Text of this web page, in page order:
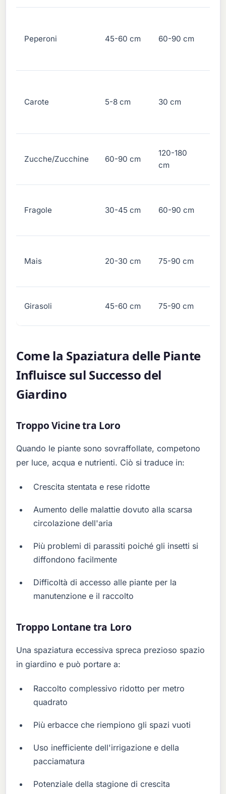
Peperoni 45-60 cm 60-90 cm
Carote 5-8 cm 30 cm
Zucche/Zucchine 60-90 cm
120-180
cm
Fragole 30-45 cm 60-90 cm
Mais 20-30 cm 75-90 cm
Girasoli 45-60 cm 75-90 cm
Come la Spaziatura delle Piante
Influisce sul Successo del
Giardino
Troppo Vicine tra Loro
Quando le piante sono sovraffollate, competono
per luce, acqua e nutrienti. Ciò si traduce in:
Crescita stentata e rese ridotte
Aumento delle malattie dovuto alla scarsa
circolazione dell'aria
Più problemi di parassiti poiché gli insetti si
diffondono facilmente
Difficoltà di accesso alle piante per la
manutenzione e il raccolto
Troppo Lontane tra Loro
Una spaziatura eccessiva spreca prezioso spazio
in giardino e può portare a:
Raccolto complessivo ridotto per metro
quadrato
Più erbacce che riempiono gli spazi vuoti
Uso inefficiente dell'irrigazione e della
pacciamatura
Potenziale della stagione di crescita